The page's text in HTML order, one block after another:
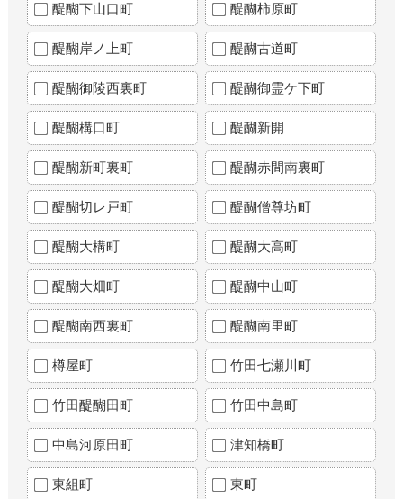
醍醐下山口町 醍醐柿原町
醍醐岸ノ上町 醍醐古道町
醍醐御陵西裏町 醍醐御霊ケ下町
醍醐構口町 醍醐新開
醍醐新町裏町 醍醐赤間南裏町
醍醐切レ戸町 醍醐僧尊坊町
醍醐大構町 醍醐大高町
醍醐大畑町 醍醐中山町
醍醐南西裏町 醍醐南里町
樽屋町 竹田七瀬川町
竹田醍醐田町 竹田中島町
中島河原田町 津知橋町
東組町 東町